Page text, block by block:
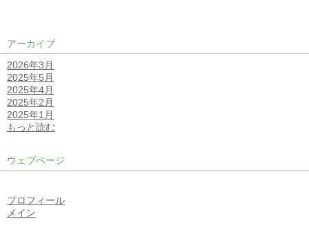
アーカイブ
2026年3月
2025年5月
2025年4月
2025年2月
2025年1月
もっと読む
ウェブページ
プロフィール
メイン